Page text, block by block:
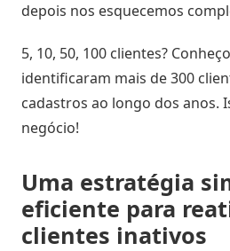
Atividades
e
Prospecção
de
Leads
depois nos esquecemos
5, 10, 50, 100 clientes?
identificaram mais de 300
cadastros ao longo dos anos.
negócio!
Uma estratégia
eficiente para
clientes inativos